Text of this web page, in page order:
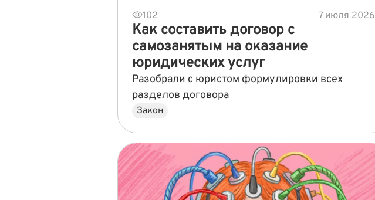
102 7 июля 2026
Как составить договор с
самозанятым на оказание
юридических услуг
Разобрали с юристом формулировки всех
разделов договора
Закон